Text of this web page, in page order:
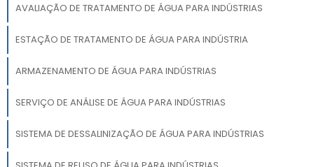
AVALIAÇÃO DE TRATAMENTO DE ÁGUA PARA INDÚSTRIAS
ESTAÇÃO DE TRATAMENTO DE ÁGUA PARA INDÚSTRIA
ARMAZENAMENTO DE ÁGUA PARA INDÚSTRIAS
SERVIÇO DE ANÁLISE DE ÁGUA PARA INDÚSTRIAS
SISTEMA DE DESSALINIZAÇÃO DE ÁGUA PARA INDÚSTRIAS